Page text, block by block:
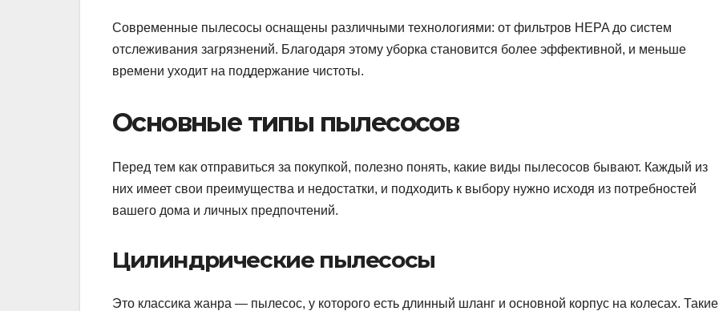
Современные пылесосы оснащены различными технологиями: от фильтров HEPA до систем
отслеживания загрязнений. Благодаря этому уборка становится более эффективной, и меньше
времени уходит на поддержание чистоты.
Основные типы пылесосов
Перед тем как отправиться за покупкой, полезно понять, какие виды пылесосов бывают. Каждый из
них имеет свои преимущества и недостатки, и подходить к выбору нужно исходя из потребностей
вашего дома и личных предпочтений.
Цилиндрические пылесосы
Это классика жанра — пылесос, у которого есть длинный шланг и основной корпус на колесах. Такие